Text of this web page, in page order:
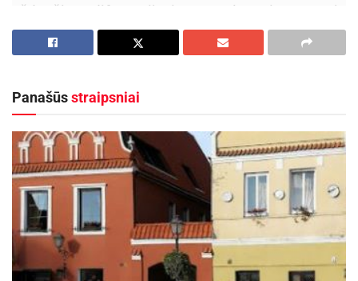
užduočių diferencijavimą palengvina nauja
mokymo priemonė – elektroninės pratybos EMA.
Šiais mokslo metais įdiegtą naujovę jau išbandė
EMA – tai skaitmeniniu arba popieriniu formatu
pateikiamos pratybos, skirtos 5 klasės
moksleiviams, leidžiančios pedagogams vienoje
klasėje efektyviai mokyti skirtingų gebėjimų ir
pasiekimų turinčius vaikus.
Kadangi moksleiviai į 5-tą klasę dažnai susirenka
iš skirtingų pradinių mokyklų, pratybų sudėtinė
Panašūsstraipsniai